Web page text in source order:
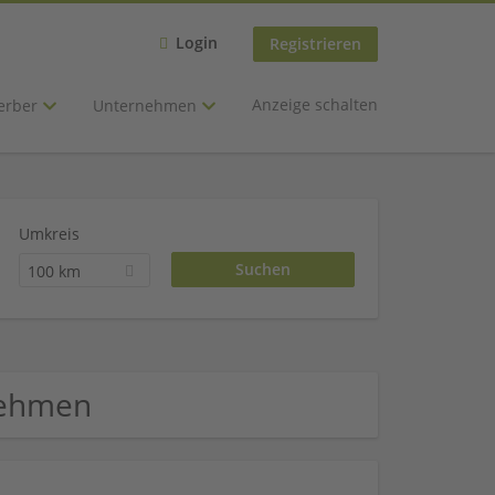
Login Registrieren
Unternehmen Anzeige schalten
Umkreis
100 km